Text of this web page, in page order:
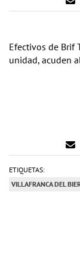
Efectivos de Brif
unidad, acuden
ETIQUETAS:
VILLAFRANCA DEL